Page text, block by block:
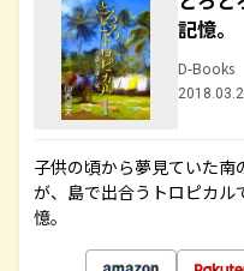
記憶
D-Books
子供の頃から夢見ていた
が、島で出合うトロピカ
憶。